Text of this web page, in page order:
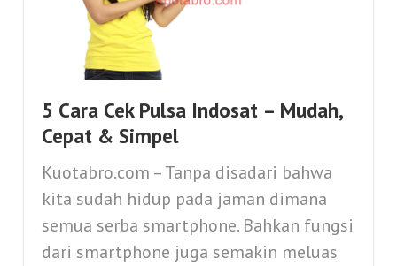
5 Cara Cek Pulsa Indosat – Mudah,
Cepat & Simpel
Kuotabro.com – Tanpa disadari bahwa
kita sudah hidup pada jaman dimana
semua serba smartphone. Bahkan fungsi
dari smartphone juga semakin meluas